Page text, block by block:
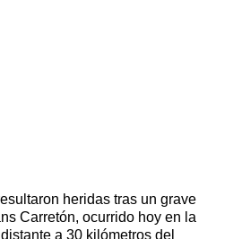
heridas tras un grave
Carretón, ocurrido hoy en la
a 30 kilómetros del